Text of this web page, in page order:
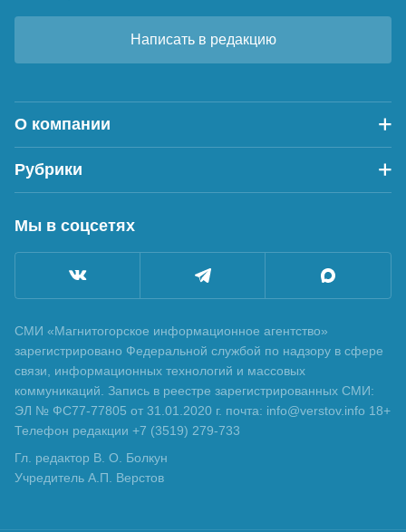
Написать в редакцию
О компании
Рубрики
Мы в соцсетях
СМИ «Магнитогорское информационное агентство»
зарегистрировано Федеральной службой по надзору в сфере
связи, информационных технологий и массовых
коммуникаций. Запись в реестре зарегистрированных СМИ:
ЭЛ № ФС77-77805 от 31.01.2020 г. почта: info@verstov.info 18+
Телефон редакции +7 (3519) 279-733
Гл. редактор В. О. Болкун
Учредитель А.П. Верстов